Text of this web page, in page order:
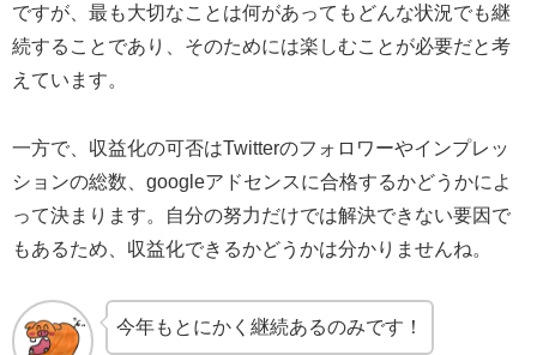
ですが、最も大切なことは何があってもどんな状況でも継
続することであり、そのためには楽しむことが必要だと考
えています。
一方で、収益化の可否はTwitterのフォロワーやインプレッ
ションの総数、googleアドセンスに合格するかどうかによ
って決まります。自分の努力だけでは解決できない要因で
もあるため、収益化できるかどうかは分かりませんね。
今年もとにかく継続あるのみです！